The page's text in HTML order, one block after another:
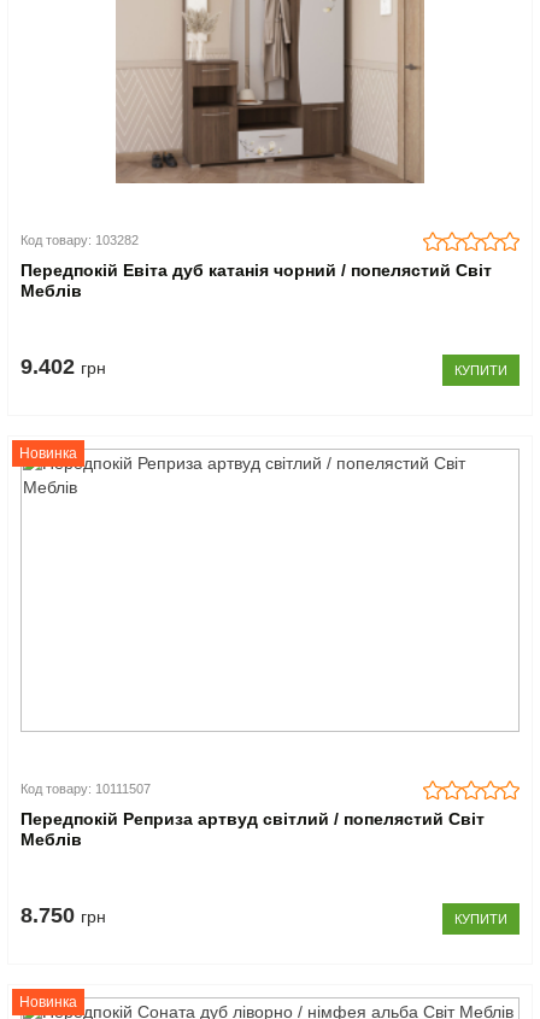
Код товару: 103282
Передпокій Евіта дуб катанія чорний / попелястий Світ
Меблів
9.402 грн КУПИТИ
Новинка
Код товару: 10111507
Передпокій Реприза артвуд світлий / попелястий Світ
Меблів
8.750 грн КУПИТИ
Новинка